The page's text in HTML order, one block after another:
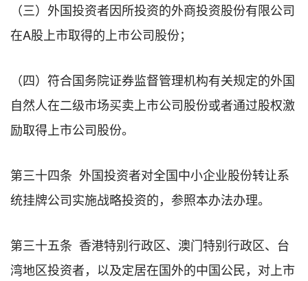
（三）外国投资者因所投资的外商投资股份有限公司
在A股上市取得的上市公司股份；
（四）符合国务院证券监督管理机构有关规定的外国
自然人在二级市场买卖上市公司股份或者通过股权激
励取得上市公司股份。
第三十四条 外国投资者对全国中小企业股份转让系
统挂牌公司实施战略投资的，参照本办法办理。
第三十五条 香港特别行政区、澳门特别行政区、台
湾地区投资者，以及定居在国外的中国公民，对上市